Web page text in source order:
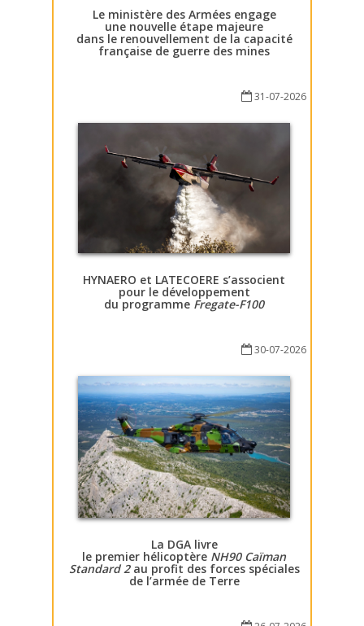
Le ministère des Armées engage
une nouvelle étape majeure
dans le renouvellement de la capacité
française de guerre des mines
31-07-2026
HYNAERO et LATECOERE s’associent
pour le développement
du programme Fregate-F100
30-07-2026
La DGA livre
le premier hélicoptère NH90 Caïman
Standard 2au profit des forces spéciales
de l’armée de Terre